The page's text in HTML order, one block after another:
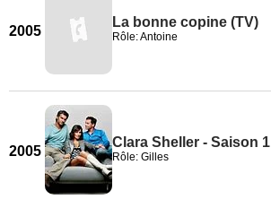
2005
La bonne copine (TV)
Rôle: Antoine
2005
Clara Sheller - Saison 1
Rôle: Gilles